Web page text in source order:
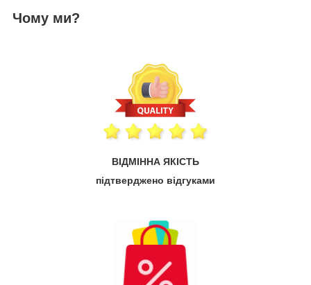
Чому ми?
ВІДМІННА ЯКІСТЬ
підтверджено відгуками